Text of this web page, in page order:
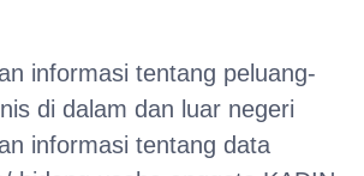
informasi tentang peluang-
di dalam dan luar negeri
informasi tentang data